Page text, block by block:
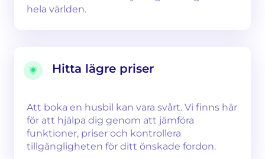
hela världen.
Hitta lägre priser
Att boka en husbil kan vara svårt. Vi finns här
för att hjälpa dig genom att jämföra
funktioner, priser och kontrollera
tillgängligheten för ditt önskade fordon.